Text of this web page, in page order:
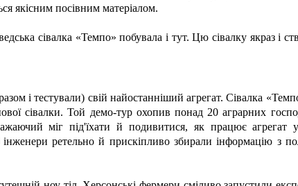
якісним посівним матеріалом.
сівалка «Темпо» побувала і тут. Цю сівалку якраз і
і тестували) свій найостанніший агрегат. Сівалка
сівалки. Той демо-тур охопив понад 20 аграрних
бажаючий міг під'їхати й подивитися, як працює
ретельно й прискіпливо збирали інформацію з